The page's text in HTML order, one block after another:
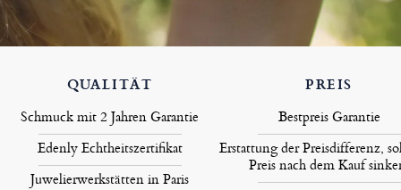
QUALITÄT
Schmuck mit 2 Jahren Garantie
Edenly Echtheitszertifikat
Juwelierwerkstätten in Paris
PREIS
Bestpreis Garantie
Erstattung der Preisdifferenz,
Preis nach dem Kauf